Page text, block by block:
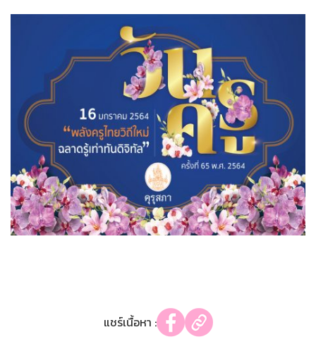
แชร์เนื้อหา :